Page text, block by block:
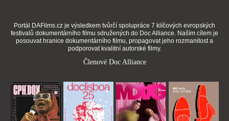
Portál DAFilms.cz je výsledkem tvůrčí spolupráce 7 klíčových evropských
festivalů dokumentárního filmu sdružených do Doc Alliance. Naším cílem je
posouvat hranice dokumentárního filmu, propagovat jeho rozmanitost a
podporovat kvalitní autorské filmy.
Členové Doc Alliance